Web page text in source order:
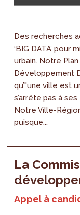
Des recherches
‘BIG DATA’
urbain. Notre
Développement
qu’"une ville est
s’arrête pas à
Notre Ville-
puisque...
La
Appel à